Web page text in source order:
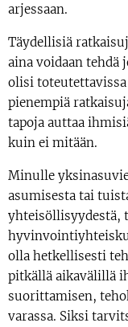
arjessaan.
Täydellisiä
aina voidaan tehdä
olisi
pienempiä
tapoja auttaa
kuin ei mitään.
Minulle
asumisesta tai
yhteisöllisyydestä,
olla hetkellisesti
pitkällä aikavälillä
suorittamisen,
varassa. Siksi